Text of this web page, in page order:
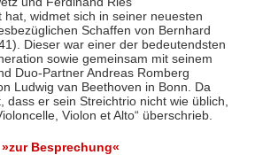
widmet sich in seiner neuesten
Schaffen von Bernhard
Dieser war einer der bedeutendsten
sowie gemeinsam mit seinem
Duo-Partner Andreas Romberg
Ludwig van Beethoven in Bonn. Da
dass er sein Streichtrio nicht wie üblich,
Violon et Alto“ überschrieb.
»zur Besprechung«